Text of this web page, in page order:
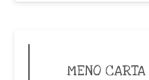
MENO